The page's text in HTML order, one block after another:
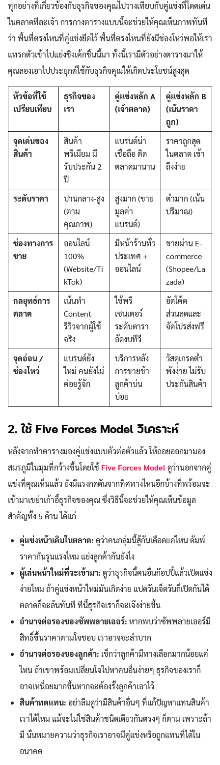
ทุกอย่างที่เกี่ยวข้องกับธุรกิจของคุณไปวางเทียบกับคู่แข่งที่โดดเด่น
ในตลาดทีละเจ้า การกางตารางแบบนี้จะช่วยให้คุณเห็นภาพทันที
ว่า พื้นที่ตรงไหนที่คู่แข่งยึดไว้ พื้นที่ตรงไหนที่ยังมีช่องโหว่พอให้เรา
แทรกตัวเข้าไปแย่งชิงเค้กชิ้นนี้มา ทั้งนี้เรามีตัวอย่างตารางมาให้
คุณลองเอาไปประยุกต์ใช้กับธุรกิจคุณให้เกิดประโยชน์สูงสุด
หัวข้อที่ใช้
เปรียบเทียบ
ธุรกิจของ
เรา
คู่แข่งหลัก A
(เจ้าตลาด)
คู่แข่งหลัก B
(เน้นราคา
ถูก)
จุดเด่นของ
สินค้า
สินค้า
พรีเมียม มี
รับประกัน 2
ปี
แบรนด์น่า
เชื่อถือ ติด
ตลาดมานาน
ราคาถูกสุด
ในตลาด เข้า
ถึงง่าย
ระดับราคา
ปานกลาง-สูง
(ตาม
คุณภาพ)
สูงมาก (ขาย
มูลค่า
แบรนด์)
ต่ำมาก (เน้น
ปริมาณ)
ช่องทางการ
ขาย
ออนไลน์
100%
(Website/Ti
kTok)
มีหน้าร้านทั่ว
ประเทศ +
ออนไลน์
ขายผ่าน E-
commerce
(Shopee/La
zada)
กลยุทธ์การ
ตลาด
เน้นทำ
Content
รีวิวจากผู้ใช้
จริง
ใช้พรี
เซนเตอร์
ระดับดารา
อัดงบทีวี
อัดโค้ด
ส่วนลดและ
จัดโปรส่งฟรี
จุดอ่อน /
ช่องโหว่
แบรนด์ยัง
ใหม่ คนยังไม่
ค่อยรู้จัก
บริการหลัง
การขายช้า
ลูกค้าบ่น
บ่อย
วัสดุเกรดต่ำ
พังง่าย ไม่รับ
ประกันสินค้า
2. ใช้ Five Forces Model วิเคราะห์
หลังจากทำตารางมองคู่แข่งแบบตัวต่อตัวแล้ว ให้ถอยออกมามอง
สมรภูมิในมุมที่กว้างขึ้นโดยใช้ Five Forces Modelดูว่านอกจากคู่
แข่งที่คุณเห็นแล้ว ยังมีแรงกดดันจากทิศทางไหนอีกบ้างที่พร้อมจะ
เข้ามาเขย่าเก้าอี้ธุรกิจของคุณ ซึ่งวิธีนี้จะช่วยให้คุณเห็นข้อมูล
สำคัญทั้ง 5 ด้าน ได้แก่
คู่แข่งหน้าเดิมในตลาด: ดูว่าคนกลุ่มนี้สู้กันเดือดแค่ไหน ดัมพ์
ราคากันรุนแรงไหม แย่งลูกค้ากันยังไง
ผู้เล่นหน้าใหม่ที่จะเข้ามา: ดูว่าธุรกิจนี้คนอื่นก๊อปปี้แล้วเปิดแข่ง
ง่ายไหม ถ้าคู่แข่งหน้าใหม่มันเกิดง่าย แปดวันเจ็ดวันก็เปิดกันได้
ตลาดก็จะล้นทันที ทีนี้ธุรกิจเราก็จะเจ๊งง่ายขึ้น
อำนาจต่อรองของซัพพลายเออร์: หากพบว่าซัพพลายเออร์มี
สิทธิ์ขึ้นราคาตามใจชอบ เราอาจจะลำบาก
อำนาจต่อรองของลูกค้า: เช็กว่าลูกค้ามีทางเลือกมากน้อยแค่
ไหน ถ้าเขาพร้อมเปลี่ยนใจไปหาคนอื่นง่ายๆ ธุรกิจของเราก็
อาจเหนื่อยมากขึ้นหากจะต้องรั้งลูกค้าเอาไว้
สินค้าทดแทน: อย่าลืมดูว่ามีสินค้าอื่นๆ ที่แก้ปัญหาแทนสินค้า
เราได้ไหม แม้จะไม่ใช่สินค้าชนิดเดียวกันตรงๆ ก็ตาม เพราะถ้า
มี นั่นหมายความว่าธุรกิจเราอาจมีคู่แข่งหรือถูกแทนที่ได้ใน
อนาคต